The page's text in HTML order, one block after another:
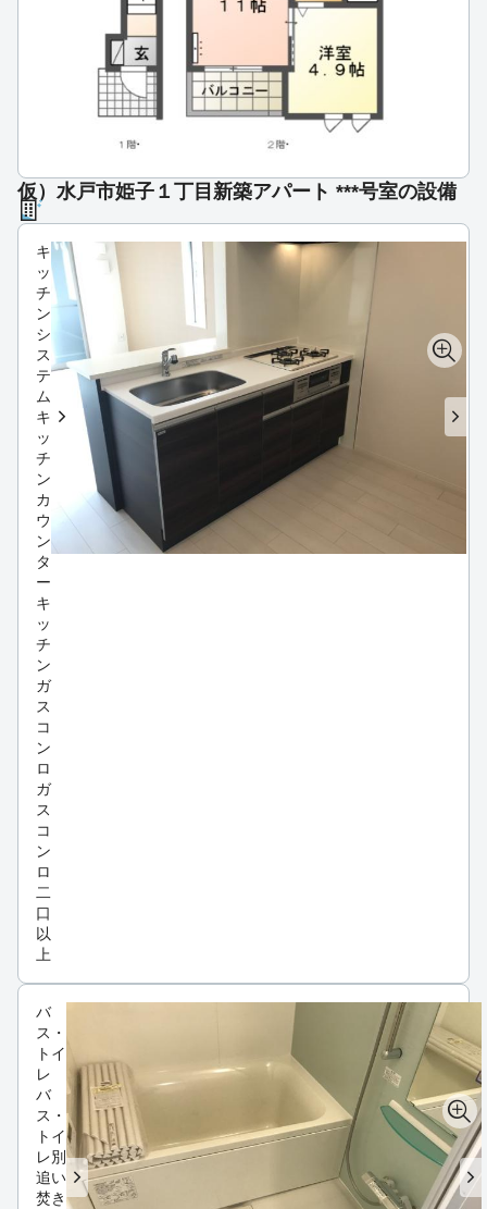
仮）水戸市姫子１丁目新築アパート ***号室の設備
キ
ッ
チ
ン
シ
ス
テ
ム
キ
ッ
チ
ン
カ
ウ
ン
タ
ー
キ
ッ
チ
ン
ガ
ス
コ
ン
ロ
ガ
ス
コ
ン
ロ
二
口
以
上
バ
ス・
トイ
レ
バ
ス・
トイ
レ別
追い
焚き